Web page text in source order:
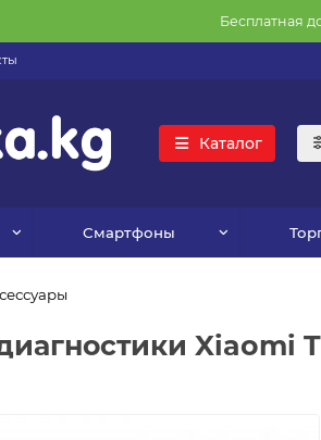
Бесплатная
Каталог
Смартфоны
Xiaomi